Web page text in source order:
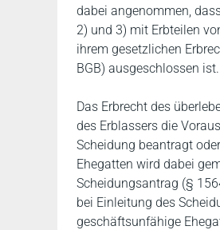
dabei angenommen,
2) und 3) mit Erbteilen
ihrem gesetzlichen
BGB) ausgeschlossen ist.
Das Erbrecht des
des Erblassers die
Scheidung beantragt
Ehegatten wird dabei
Scheidungsantrag (§
bei Einleitung des
geschäftsunfähige